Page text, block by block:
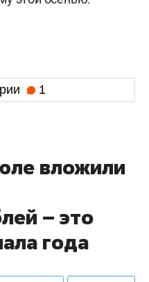
1
вложили
– это
года